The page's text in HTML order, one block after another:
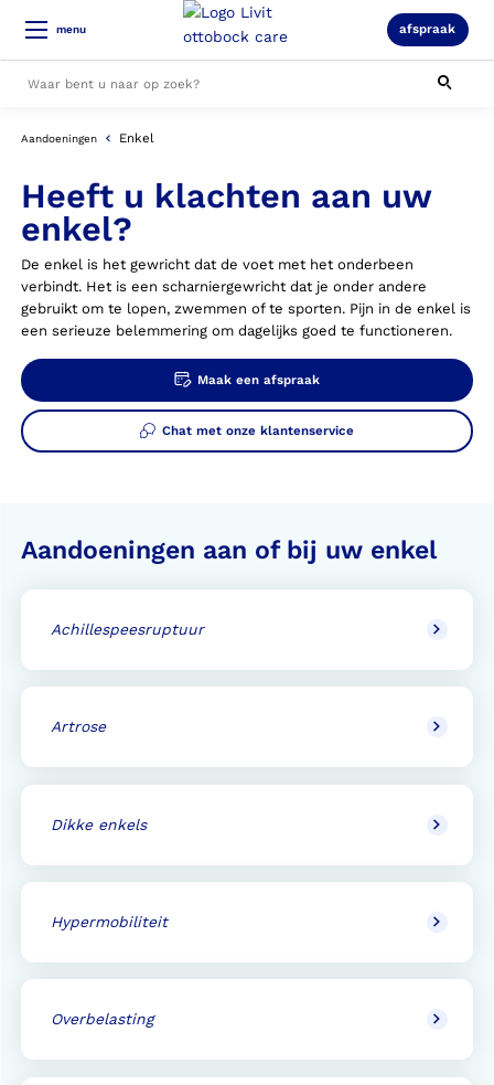
menu afspraak
Alle resultaten
Aandoeningen Enkel
Heeft u klachten aan uw
enkel?
De enkel is het gewricht dat de voet met het onderbeen
verbindt. Het is een scharniergewricht dat je onder andere
gebruikt om te lopen, zwemmen of te sporten. Pijn in de enkel is
een serieuze belemmering om dagelijks goed te functioneren.
Maak een afspraak
Chat met onze klantenservice
Aandoeningen aan of bij uw enkel
Achillespeesruptuur
Artrose
Dikke enkels
Hypermobiliteit
Overbelasting